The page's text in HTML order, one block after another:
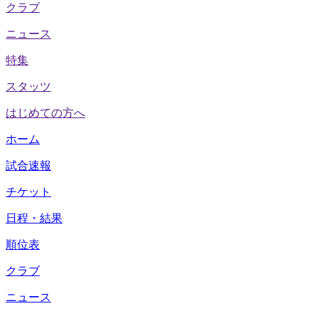
クラブ
ニュース
特集
スタッツ
はじめての方へ
ホーム
試合速報
チケット
日程・結果
順位表
クラブ
ニュース